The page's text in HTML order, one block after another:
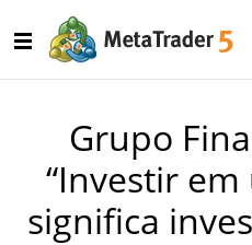
Grupo
“Investir
significa